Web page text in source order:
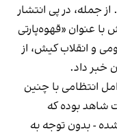
جمله، در پی انتشار
با عنوان «قهوه‌پارتی
و انقلاب کیش، از
خبر داد.
انتظامی با چنین
شاهد بوده که
- بدون توجه به